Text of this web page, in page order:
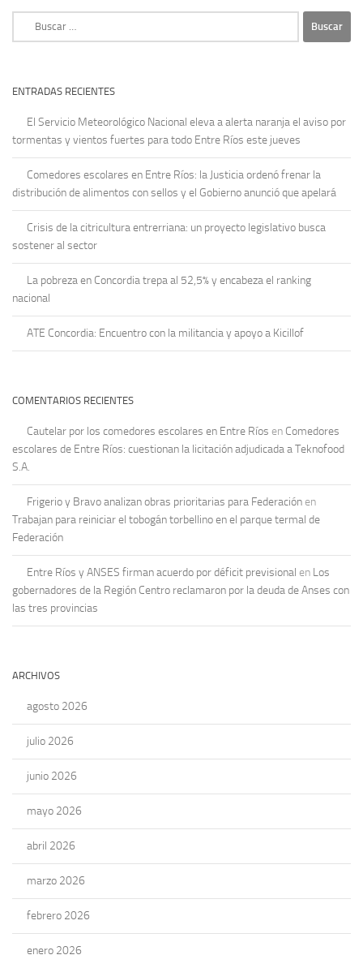
ENTRADAS RECIENTES
El Servicio Meteorológico Nacional eleva a alerta naranja el aviso por
tormentas y vientos fuertes para todo Entre Ríos este jueves
Comedores escolares en Entre Ríos: la Justicia ordenó frenar la
distribución de alimentos con sellos y el Gobierno anunció que apelará
Crisis de la citricultura entrerriana: un proyecto legislativo busca
sostener al sector
La pobreza en Concordia trepa al 52,5% y encabeza el ranking
nacional
ATE Concordia: Encuentro con la militancia y apoyo a Kicillof
COMENTARIOS RECIENTES
Cautelar por los comedores escolares en Entre Ríos en Comedores
escolares de Entre Ríos: cuestionan la licitación adjudicada a Teknofood
S.A.
Frigerio y Bravo analizan obras prioritarias para Federación en
Trabajan para reiniciar el tobogán torbellino en el parque termal de
Federación
Entre Ríos y ANSES firman acuerdo por déficit previsional en Los
gobernadores de la Región Centro reclamaron por la deuda de Anses con
las tres provincias
ARCHIVOS
agosto 2026
julio 2026
junio 2026
mayo 2026
abril 2026
marzo 2026
febrero 2026
enero 2026